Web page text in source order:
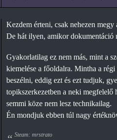
Kezdem érteni, csak nehezen
De hát ilyen, amikor dokumentáció
Gyakorlatilag ez nem más, mint a
kiemelése a főoldalra. Mintha a
beszélni, eddig ezt és ezt tudjuk,
topikszerkezetben a neki
semmi köze nem lesz technikailag.
Én mondjuk ebben túl nagy
Steam: mrstrato